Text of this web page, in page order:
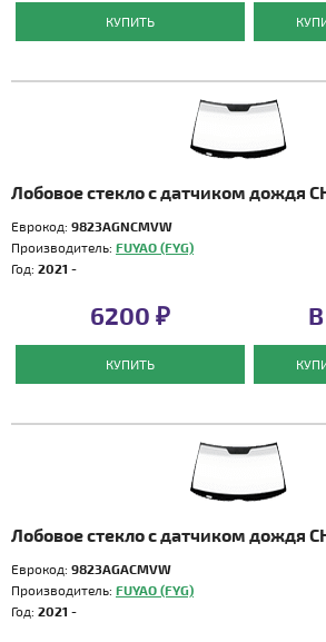
КУПИТЬ
Лобовое стекло с датчиком дождя
Еврокод: 9823AGNCMVW
Производитель: FUYAO (FYG)
Год: 2021 -
6200 ₽
КУПИТЬ
Лобовое стекло с датчиком дождя
Еврокод: 9823AGACMVW
Производитель: FUYAO (FYG)
Год: 2021 -